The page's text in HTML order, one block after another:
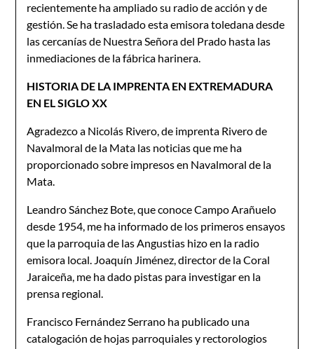
recientemente ha ampliado su radio de acción y de
gestión. Se ha trasladado esta emisora toledana desde
las cercanías de Nuestra Señora del Prado hasta las
inmediaciones de la fábrica harinera.
HISTORIA DE LA IMPRENTA EN EXTREMADURA
EN EL SIGLO XX
Agradezco a Nicolás Rivero, de imprenta Rivero de
Navalmoral de la Mata las noticias que me ha
proporcionado sobre impresos en Navalmoral de la
Mata.
Leandro Sánchez Bote, que conoce Campo Arañuelo
desde 1954, me ha informado de los primeros ensayos
que la parroquia de las Angustias hizo en la radio
emisora local. Joaquín Jiménez, director de la Coral
Jaraiceña, me ha dado pistas para investigar en la
prensa regional.
Francisco Fernández Serrano ha publicado una
catalogación de hojas parroquiales y rectorologios